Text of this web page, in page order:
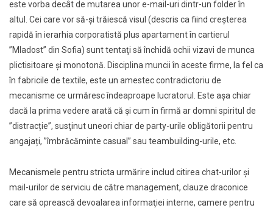
este vorba decât de mutarea unor e-mail-uri dintr-un folder în
altul. Cei care vor să-și trăiescă visul (descris ca fiind creşterea
rapidă în ierarhia corporatistă plus apartament în cartierul
”Mladost” din Sofia) sunt tentaţi să închidă ochii vizavi de munca
plictisitoare şi monotonă. Disciplina muncii în aceste firme, la fel ca
în fabricile de textile, este un amestec contradictoriu de
mecanisme ce urmăresc îndeaproape lucratorul. Este aşa chiar
dacă la prima vedere arată că şi cum în firmă ar domni spiritul de
”distracție”, susţinut uneori chiar de party-urile obligătorii pentru
angajați, ”îmbrăcăminte casual” sau teambuilding-urile, etc.
Mecanismele pentru stricta urmărire includ citirea chat-urilor şi
mail-urilor de serviciu de către management, clauze draconice
care să oprească devoalarea informaţiei interne, camere pentru